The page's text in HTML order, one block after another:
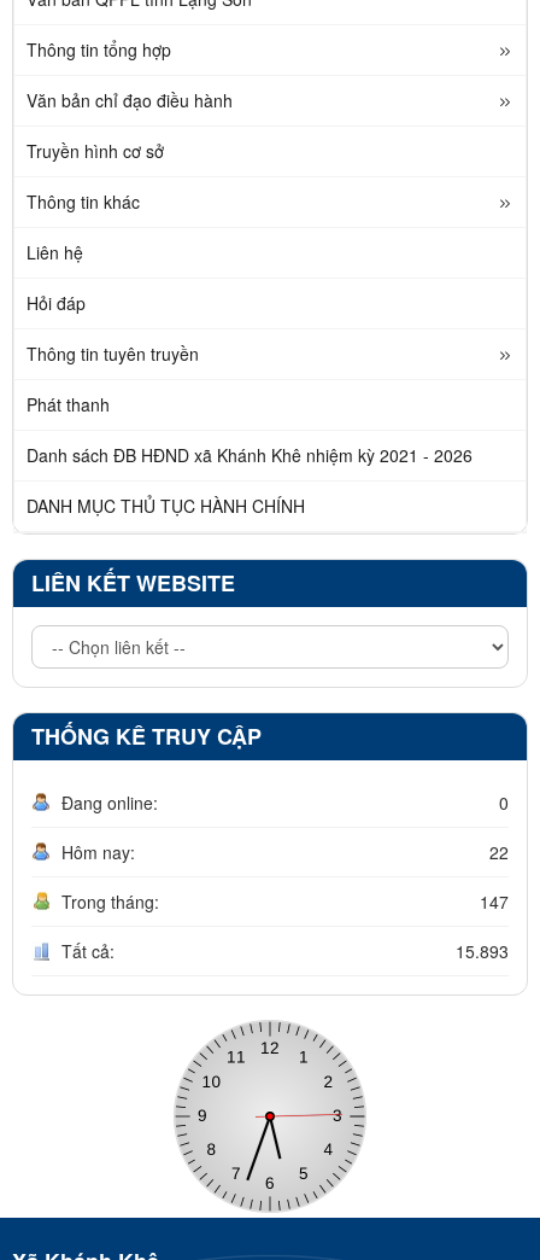
Thông tin tổng hợp
Văn bản chỉ đạo điều hành
Truyền hình cơ sở
Thông tin khác
Liên hệ
Hỏi đáp
Thông tin tuyên truyền
Phát thanh
Danh sách ĐB HĐND xã Khánh Khê nhiệm kỳ 2021 - 2026
DANH MỤC THỦ TỤC HÀNH CHÍNH
LIÊN KẾT WEBSITE
THỐNG KÊ TRUY CẬP
Đang online: 0
Hôm nay: 22
Trong tháng: 147
Tất cả: 15.893